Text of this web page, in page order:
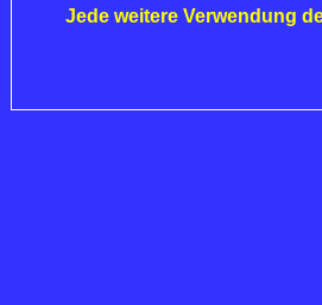
Jede weitere Verwendung